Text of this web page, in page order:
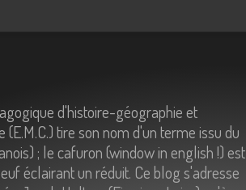
d'histoire-géographie et
tire son nom d'un terme issu du
; le cafuron (window in english !) est
éclairant un réduit. Ce blog s'adresse